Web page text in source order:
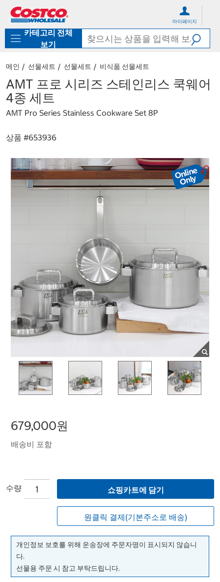
로
기
가
마이페이지
카테고리 전체
보기
메인 선물세트 선물세트 비식품 선물세트
AMT 프로 시리즈 스테인리스 쿡웨어
4종 세트
AMT Pro Series Stainless Cookware Set 8P
상품 #653936
679,000원
배송비 포함
수량 쇼핑카트에 담기
원클릭 결제(기본주소로 배송)
개인정보 보호를 위해 운송장에 주문자명이 표시되지 않습니
다.
선물용 주문 시 참고 부탁드립니다.